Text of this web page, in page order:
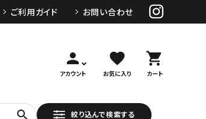
ご利用ガイド お問い合わせ
person
アカウント
favorite
お気に入り
shopping_cart
カート
search 絞り込んで検索する